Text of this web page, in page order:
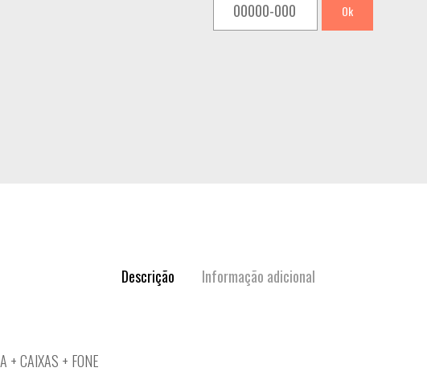
Ok
Descrição Informação adicional
+ CAIXAS + FONE